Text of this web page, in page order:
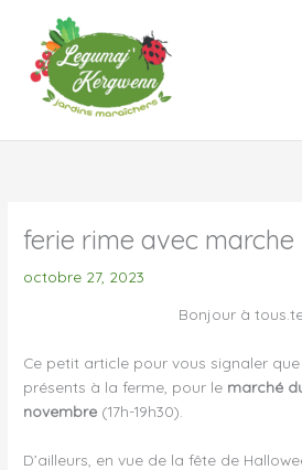
contenu
ferie rime avec marche
octobre 27, 2023
Bonjour à
Ce petit article pour vous signaler
présents à la ferme, pour le marché
novembre (17h-19h30).
D’ailleurs, en vue de la fête de